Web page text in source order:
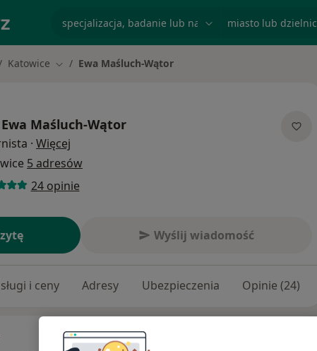
Katowice Zmień miasto
Ewa Maśluch-Wątor
Ewa Maśluch-Wątor
· Więcej
5 adresów
24 opinie
Wyślij wiadomość
i ceny Adresy Ubezpieczenia Opinie (24)